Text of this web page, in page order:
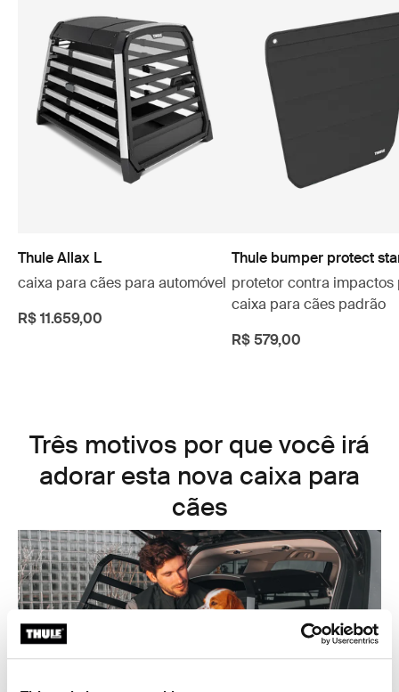
Thule Allax L
caixa para cães para automóvel
R$ 11.659,00
Thule bumper protect
protetor contra impactos
caixa para cães padrão
R$ 579,00
Três motivos por que você irá
adorar esta nova caixa para
cães